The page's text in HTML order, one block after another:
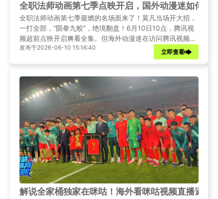
全职法师动画第七季点映开启，国外动漫迷如何解
全职法师动画第七季最燃的名场面来了！莫凡当场开大招，
一打全部，“陨拳九蛟”，绝境翻盘！6月10日10点，腾讯视
频超前点映开启爽看全集。但海外动漫迷在访问腾讯视频观
看时，常遇到地区限制、播放卡顿等问题，无法同步追更。
本文先带来第七季最新资讯，再推荐Sixfast加速器，助力海
发布于2026-06-10 15:16:40
立即查看
解说全家桶独家在咪咕！海外看咪咕视频直播遇地